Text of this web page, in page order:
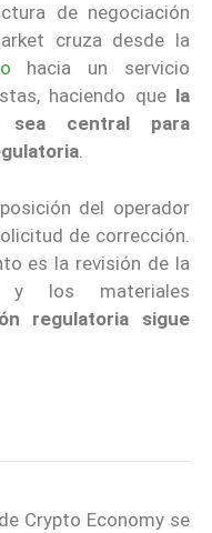
de negociación
cruza desde la
hacia un servicio
haciendo que la
sea central para
.
del operador
de corrección.
es la revisión de la
y los materiales
regulatoria sigue
de Crypto Economy se